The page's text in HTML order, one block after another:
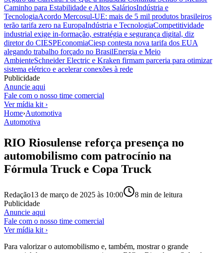
Caminho para Estabilidade e Altos SaláriosIndústria e
TecnologiaAcordo Mercosul-UE: mais de 5 mil produtos brasileiros
terão tarifa zero na EuropaIndústria e TecnologiaCompetitividade
industrial exige in-formação, estratégia e segurança digital, diz
diretor do CIESPEconomiaCiesp contesta nova tarifa dos EUA
alegando trabalho forçado no BrasilEnergia e Meio
AmbienteSchneider Electric e Kraken firmam parceria para otimizar
sistema elétrico e acelerar conexões à rede
Publicidade
Anuncie aqui
Fale com o nosso time comercial
Ver mídia kit ›
Home›Automotiva
Automotiva
RIO Riosulense reforça presença no
automobilismo com patrocínio na
Fórmula Truck e Copa Truck
Redação13 de março de 2025 às 10:00 8 min de leitura
Publicidade
Anuncie aqui
Fale com o nosso time comercial
Ver mídia kit ›
Para valorizar o automobilismo e, também, mostrar o grande